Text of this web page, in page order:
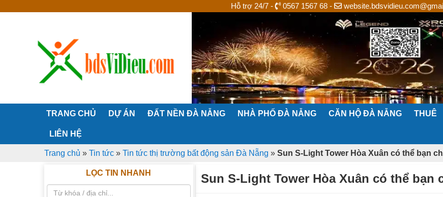
Hỗ trợ 24/7 - 0567 1567 68 -
TRANG CHỦ DỰ ÁN ĐẤT NỀN ĐÀ NẴNG NHÀ PHỐ ĐÀ NẴNG CĂN HỘ ĐÀ NẴNG THUÊ
LIÊN HỆ
Trang chủ » Tin tức » Tin tức thị trường bất động sản Đà Nẵng » Sun S-Light Tower Hòa Xuân có thể bạn
Sun S-Light Tower Hòa Xuân có thể bạn
LỌC TIN NHANH